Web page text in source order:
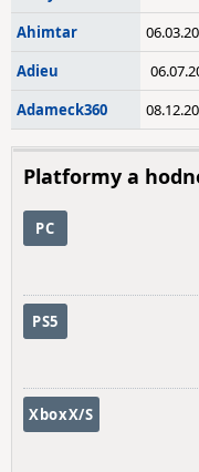
Ahimtar
Adieu
Adameck360
Platformy a
PC
PS5
XboxX/S